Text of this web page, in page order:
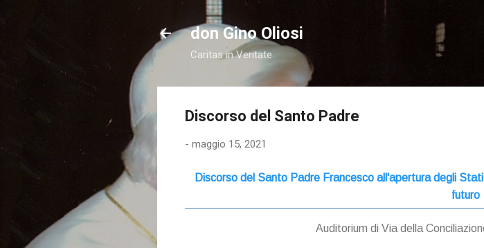
Passa ai
don Gino Oliosi
Caritas in Veritate
Discorso del Santo Padre
- maggio 15, 2021
Discorso del Santo Padre Francesco all'apertura degli
futuro
Auditorium di Via della